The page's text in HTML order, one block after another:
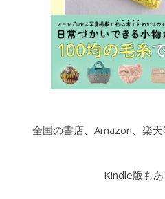
全国の書店、Amazon、楽天
Kindle版もあ